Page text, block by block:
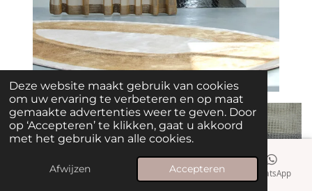
Deze website maakt gebruik van cookies
om uw ervaring te verbeteren en op maat
gemaakte advertenties weer te geven. Door
op ‘Accepteren’ te klikken, gaat u akkoord
met het gebruik van alle cookies.
Afwijzen Accepteren
E-mailadres Kaart WhatsApp